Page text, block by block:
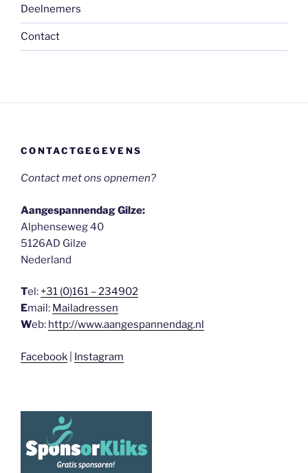
Deelnemers
Contact
CONTACTGEGEVENS
Contact met ons opnemen?
Aangespannendag Gilze:
Alphenseweg 40
5126AD Gilze
Nederland
Tel: +31 (0)161 – 234902
Email: Mailadressen
Web: http://www.aangespannendag.nl
Facebook Instagram